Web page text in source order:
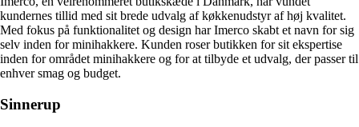
kundernes tillid med sit brede udvalg af køkkenudstyr af høj kvalitet.
Med fokus på funktionalitet og design har Imerco skabt et navn for sig
selv inden for minihakkere. Kunden roser butikken for sit ekspertise
inden for området minihakkere og for at tilbyde et udvalg, der passer til
enhver smag og budget.
Sinnerup